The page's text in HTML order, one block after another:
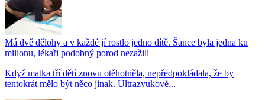
Má dvě dělohy a v každé jí rostlo jedno dítě. Šance byla jedna ku
milionu, lékaři podobný porod nezažili
Když matka tří dětí znovu otěhotněla, nepředpokládala, že by
tentokrát mělo být něco jinak. Ultrazvukové...